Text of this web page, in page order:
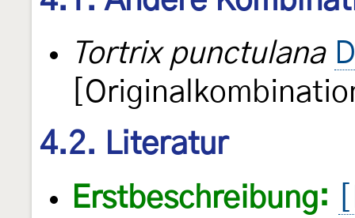
Tortrix punctulana
4.2. Literatur
Erstbeschreibung: